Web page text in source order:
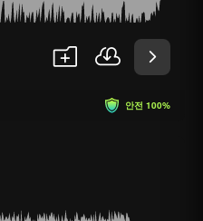
안전 100%